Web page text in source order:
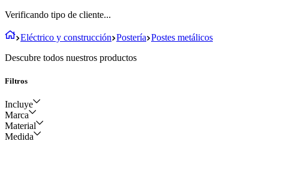
Verificando tipo de cliente...
Eléctrico y construcción Postería Postes metálicos
Descubre todos nuestros productos
Filtros
Incluye
Sin brazo con cartelas y
canasta anclaje Base
Marca
NACIONAL
Material
Medida